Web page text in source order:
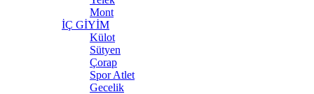
Mont
İÇ GİYİM
Külot
Sütyen
Çorap
Spor Atlet
Gecelik